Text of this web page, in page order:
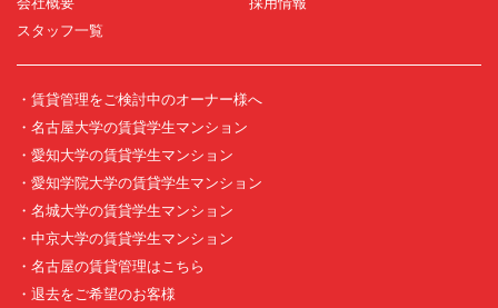
スタッフ一覧
・賃貸管理をご検討中のオーナー様へ
・名古屋大学の賃貸学生マンション
・愛知大学の賃貸学生マンション
・愛知学院大学の賃貸学生マンション
・名城大学の賃貸学生マンション
・中京大学の賃貸学生マンション
・名古屋の賃貸管理はこちら
・退去をご希望のお客様